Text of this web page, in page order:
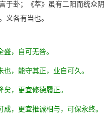
于卦；《萃》虽有二阳而统众阴
义各有当也。
，自可无咎。
，能守其正，业自可久。
，更宜修德履正。
，更宜推诚相与，可保永终。